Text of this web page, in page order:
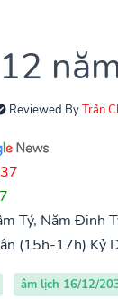
Reviewed ByTrần
Tý, Năm Đinh
(15h-17h) Kỷ
âm lịch 16/12/